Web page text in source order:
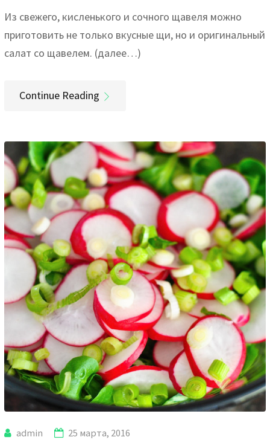
Из свежего, кисленького и сочного щавеля можно
приготовить не только вкусные щи, но и оригинальный
салат со щавелем. (далее…)
Continue Reading
admin 25 марта, 2016